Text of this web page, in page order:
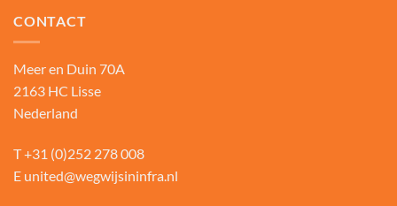
CONTACT
Meer en Duin 70A
2163 HC Lisse
Nederland
T+31 (0)252 278 008
E united@wegwijsininfra.nl